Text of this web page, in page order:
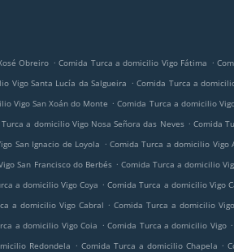
Obreiro . Comida Turca a domicilio Vigo Fátima .
Vigo Santa Lucía da Salgueira . Comida Turca a
Vigo San Xoán do Monte . Comida Turca a domicilio
Turca a domicilio Vigo Nosa Señora das Neves . Comida
San Ignacio de Loyola . Comida Turca a domicilio Vigo
San Francisco do Berbés . Comida Turca a domicilio
a domicilio Vigo Coya . Comida Turca a domicilio Vigo
a domicilio Vigo Cabral . Comida Turca a domicilio
a domicilio Vigo Coia . Comida Turca a domicilio Vigo .
Redondela . Comida Turca a domicilio Chapela .